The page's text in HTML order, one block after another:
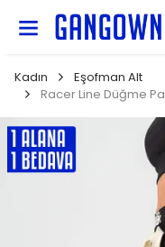
Kadın
Eşofman Alt
Racer Line Düğme